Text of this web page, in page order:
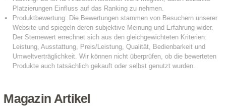
Magazin Artikel